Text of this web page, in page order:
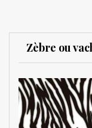
Zèbre ou